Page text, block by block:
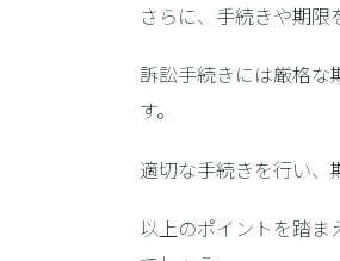
さらに、 手続きや期限
訴訟手続きには厳格な
す。
適切な手続きを行い、
以上のポイントを踏ま